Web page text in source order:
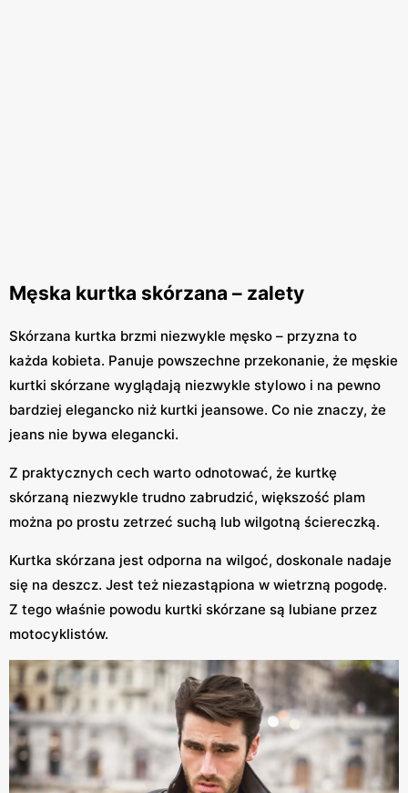
Męska kurtka skórzana – zalety
Skórzana kurtka brzmi niezwykle męsko – przyzna to
każda kobieta. Panuje powszechne przekonanie, że męskie
kurtki skórzane wyglądają niezwykle stylowo i na pewno
bardziej elegancko niż kurtki jeansowe. Co nie znaczy, że
jeans nie bywa elegancki.
Z praktycznych cech warto odnotować, że kurtkę
skórzaną niezwykle trudno zabrudzić, większość plam
można po prostu zetrzeć suchą lub wilgotną ściereczką.
Kurtka skórzana jest odporna na wilgoć, doskonale nadaje
się na deszcz. Jest też niezastąpiona w wietrzną pogodę.
Z tego właśnie powodu kurtki skórzane są lubiane przez
motocyklistów.